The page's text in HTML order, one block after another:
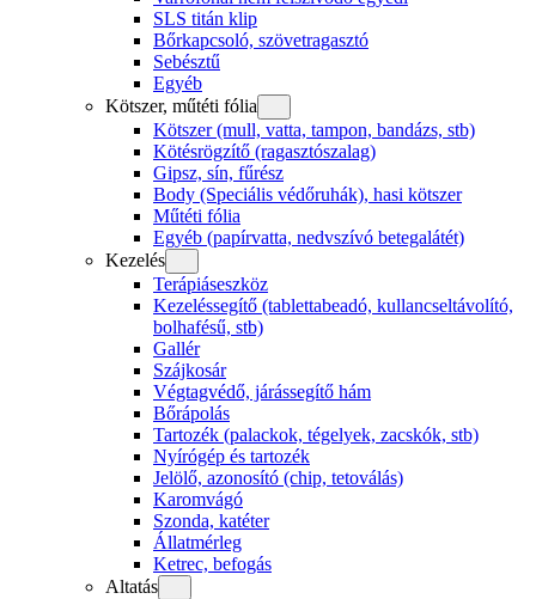
SLS titán klip
Bőrkapcsoló, szövetragasztó
Sebésztű
Egyéb
Kötszer, műtéti fólia
Kötszer (mull, vatta, tampon, bandázs, stb)
Kötésrögzítő (ragasztószalag)
Gipsz, sín, fűrész
Body (Speciális védőruhák), hasi kötszer
Műtéti fólia
Egyéb (papírvatta, nedvszívó betegalátét)
Kezelés
Terápiáseszköz
Kezeléssegítő (tablettabeadó, kullancseltávolító,
bolhafésű, stb)
Gallér
Szájkosár
Végtagvédő, járássegítő hám
Bőrápolás
Tartozék (palackok, tégelyek, zacskók, stb)
Nyírógép és tartozék
Jelölő, azonosító (chip, tetoválás)
Karomvágó
Szonda, katéter
Állatmérleg
Ketrec, befogás
Altatás